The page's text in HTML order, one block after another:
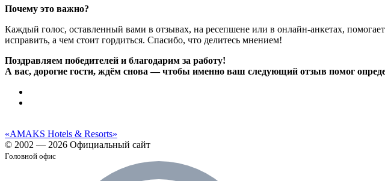
Почему это важно?
Каждый голос, оставленный вами в отзывах, на ресепшене или в онлайн-анкетах,
исправить, а чем стоит гордиться. Спасибо, что делитесь мнением!
Поздравляем победителей и благодарим за работу!
А вас, дорогие гости, ждём снова — чтобы именно ваш следующий отзыв помог
«AMAKS Hotels & Resorts»
© 2002 — 2026 Официальный сайт
Головной офис